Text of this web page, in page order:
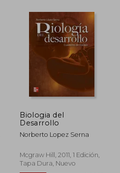
45%
dcto.
Biologia del
Desarrollo
Norberto Lopez Serna
Mcgraw Hill, 2011, 1 Edición,
Tapa Dura, Nuevo